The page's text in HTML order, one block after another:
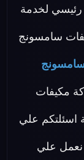
رئيسي لخدمة
سامسونج
مكيفات
علي
نعمل علي